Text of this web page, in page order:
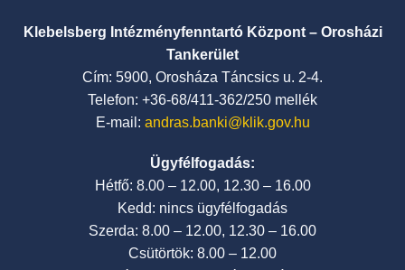
Klebelsberg Intézményfenntartó Központ – Orosházi
Tankerület
Cím: 5900, Orosháza Táncsics u. 2-4.
Telefon: +36-68/411-362/250 mellék
E-mail: andras.banki@klik.gov.hu
Ügyfélfogadás:
Hétfő: 8.00 – 12.00, 12.30 – 16.00
Kedd: nincs ügyfélfogadás
Szerda: 8.00 – 12.00, 12.30 – 16.00
Csütörtök: 8.00 – 12.00